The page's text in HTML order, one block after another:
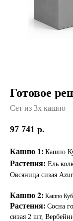
Готовое
Сет из 3х кашпо
97 741 р.
Кашпо 1: Кашпо
Растения: Ель
Овсяница сизая
Кашпо 2: Кашпо
Растения: Сосна
сизая 2 шт,